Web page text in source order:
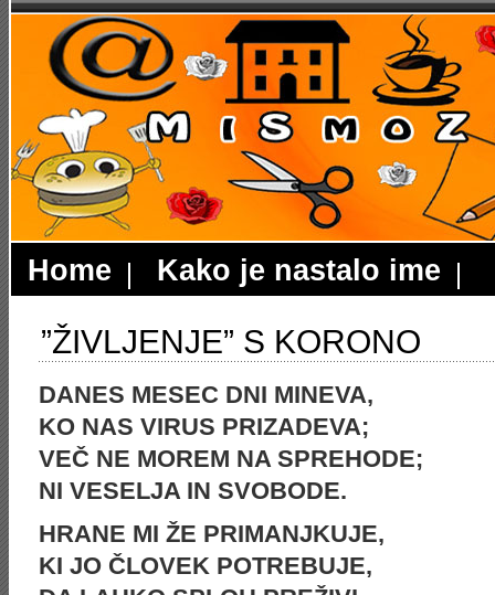
Home Kako je nastalo ime
”ŽIVLJENJE” S KORONO
DANES MESEC DNI MINEVA,
KO NAS VIRUS PRIZADEVA;
VEČ NE MOREM NA SPREHODE;
NI VESELJA IN SVOBODE.
HRANE MI ŽE PRIMANJKUJE,
KI JO ČLOVEK POTREBUJE,